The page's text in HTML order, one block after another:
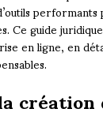
Ce guide
en ligne, en